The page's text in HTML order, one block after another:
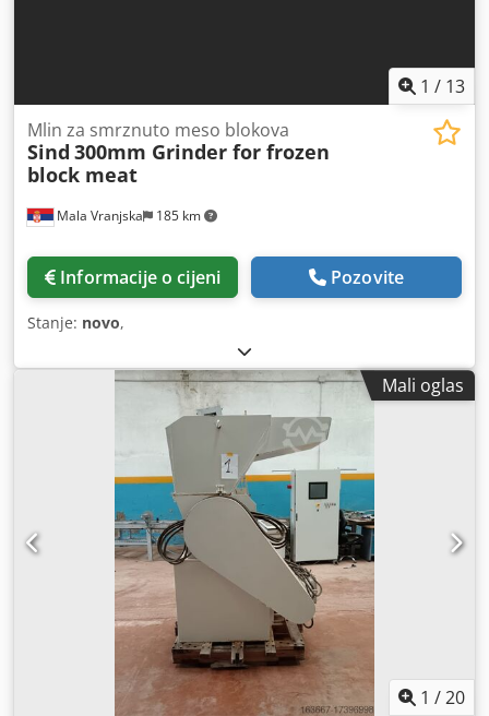
1 / 13
Mala Vranjska 185 km
Mlin za smrznuto meso blokova
Sind 300mm Grinder for frozen
block meat
Informacije o cijeni Pozovite
Stanje: novo,
Mali oglas
1 /20